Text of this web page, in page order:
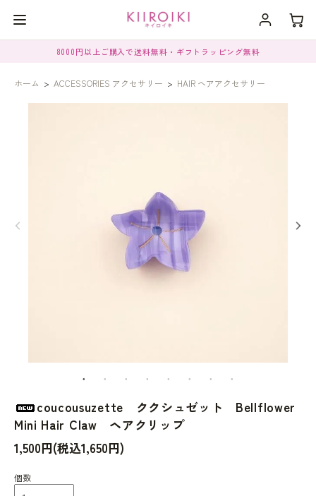
8000円以上ご購入で送料無料・ギフトラッピング無料
ホーム > ACCESSORIES アクセサリー > HAIR ヘアアクセサリー
coucousuzette ククシュゼット Bellflower
Mini Hair Claw ヘアクリップ
1,500円(税込1,650円)
個数